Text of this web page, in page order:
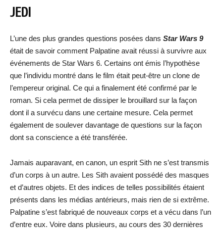
JEDI
L’une des plus grandes questions posées dans Star Wars 9
était de savoir comment Palpatine avait réussi à survivre aux
événements de Star Wars 6. Certains ont émis l’hypothèse
que l’individu montré dans le film était peut-être un clone de
l’empereur original. Ce qui a finalement été confirmé par le
roman. Si cela permet de dissiper le brouillard sur la façon
dont il a survécu dans une certaine mesure. Cela permet
également de soulever davantage de questions sur la façon
dont sa conscience a été transférée.
Jamais auparavant, en canon, un esprit Sith ne s’est transmis
d’un corps à un autre. Les Sith avaient possédé des masques
et d’autres objets. Et des indices de telles possibilités étaient
présents dans les médias antérieurs, mais rien de si extrême.
Palpatine s’est fabriqué de nouveaux corps et a vécu dans l’un
d’entre eux. Voire dans plusieurs, au cours des 30 dernières